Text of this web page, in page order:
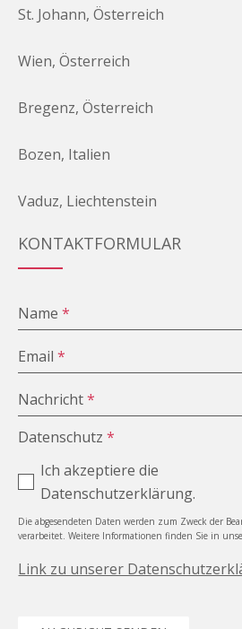
St. Johann, Österreich
Wien, Österreich
Bregenz, Österreich
Bozen, Italien
Vaduz, Liechtenstein
KONTAKTFORMULAR
Name*
Email*
Nachricht*
Datenschutz*
Ich akzeptiere die
Datenschutzerklärung.
Die abgesendeten Daten werden zum Zweck der
verarbeitet. Weitere Informationen finden Sie in
Link zu unserer